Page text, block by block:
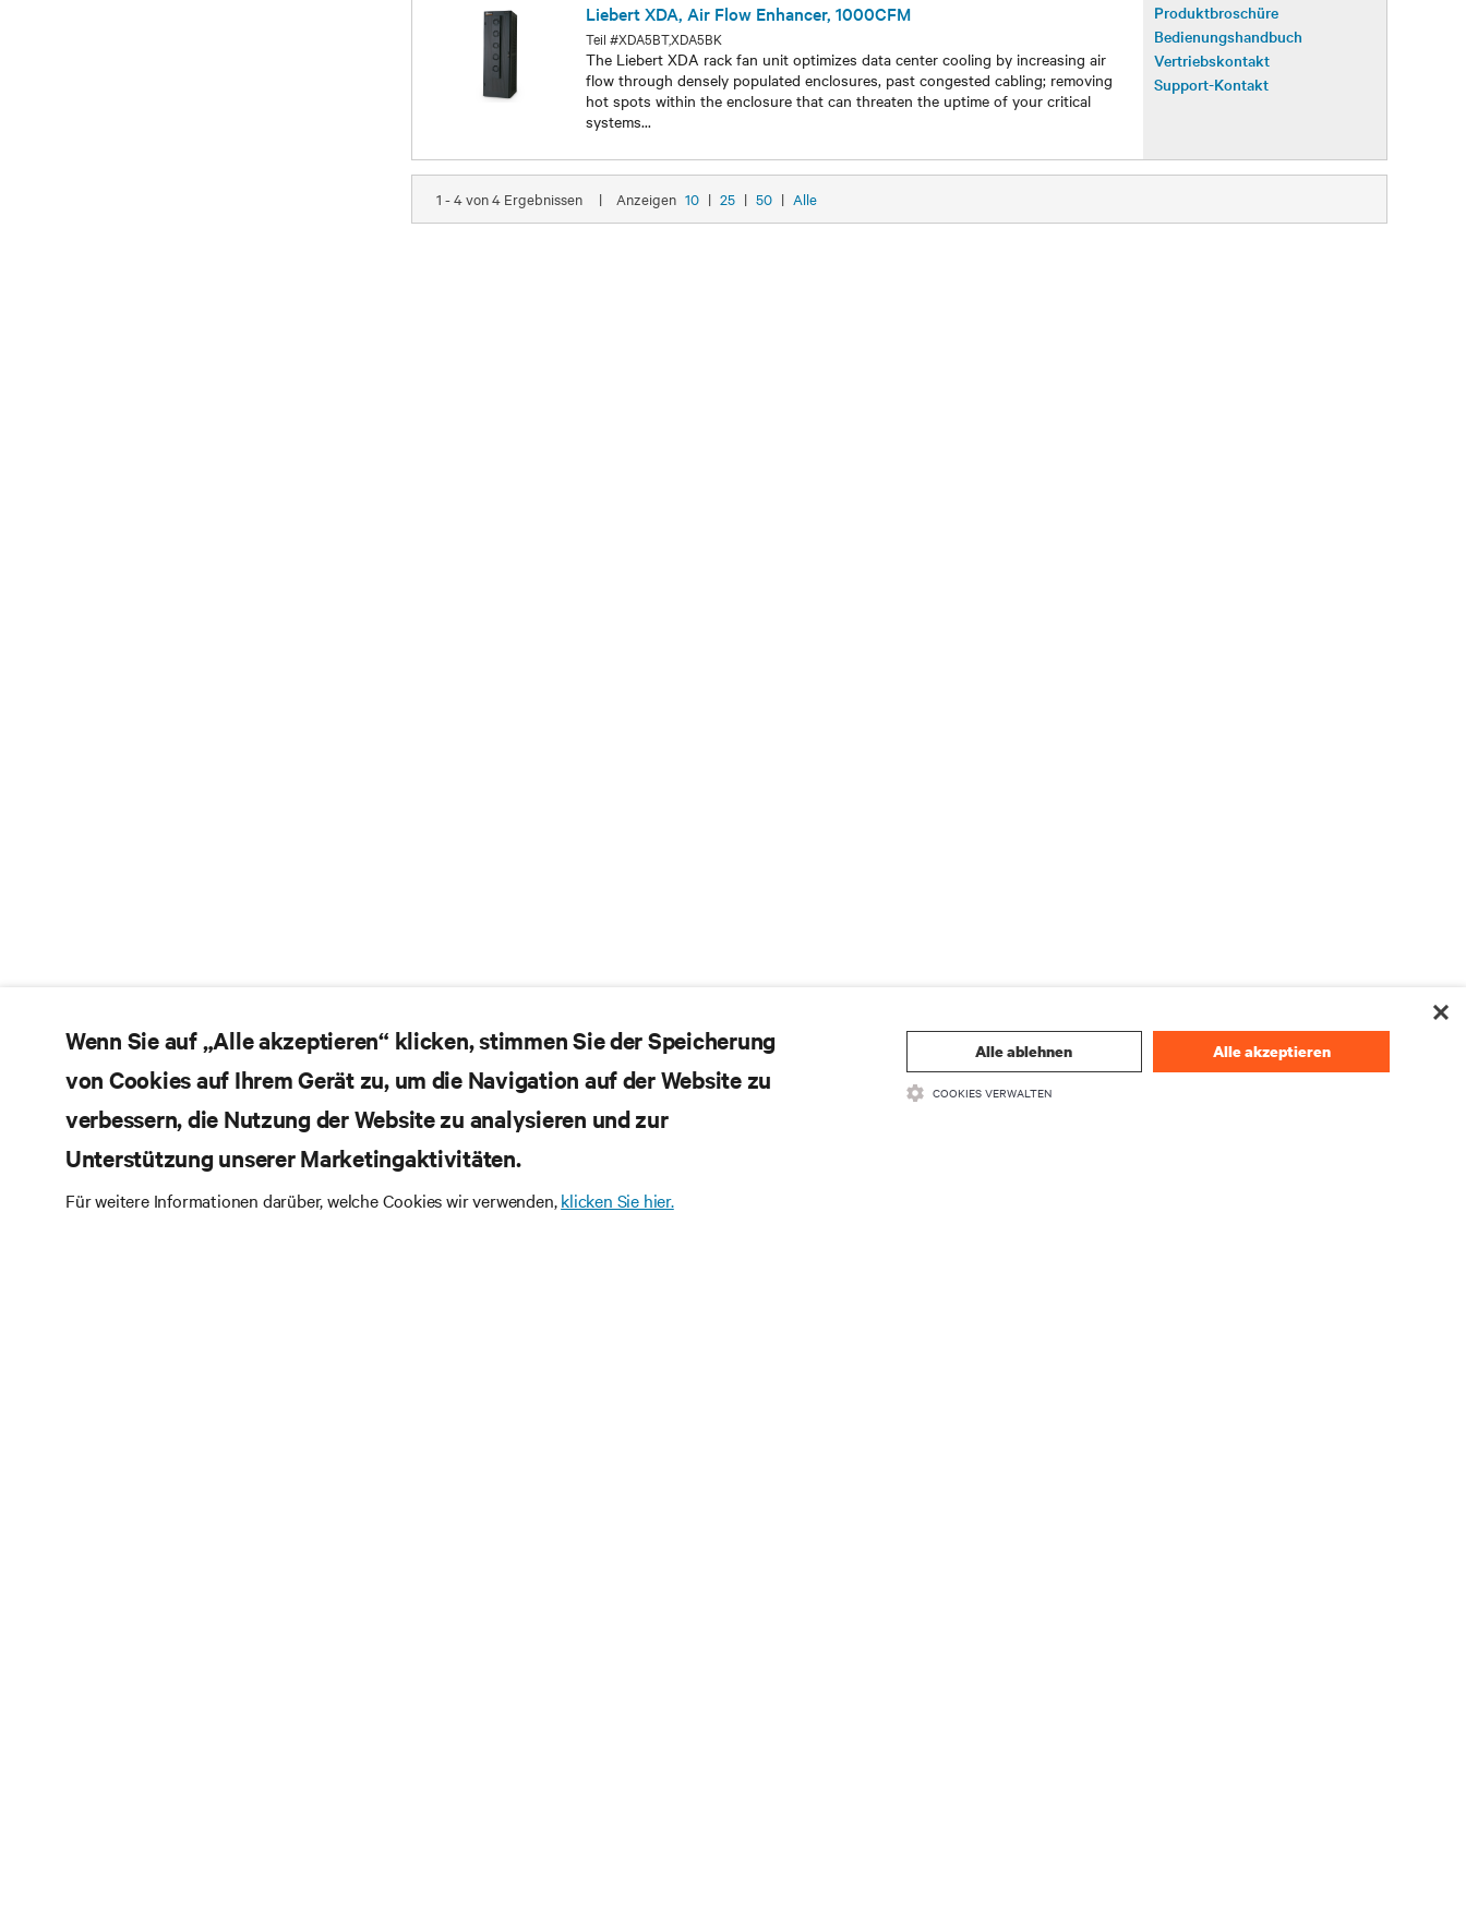
Liebert XDA, Air Flow Enhancer, 1000CFM
Teil #XDA5BT,XDA5BK
The Liebert XDA rack fan unit optimizes data center cooling by increasing air
flow through densely populated enclosures, past congested cabling; removing
hot spots within the enclosure that can threaten the uptime of your critical
systems...
Produktbroschüre
Bedienungshandbuch
Vertriebskontakt
Support-Kontakt
1 - 4 von 4 Ergebnissen | Anzeigen 10 | 25 | 50 | Alle
Wenn Sie auf „Alle akzeptieren“ klicken, stimmen Sie der Speicherung
von Cookies auf Ihrem Gerät zu, um die Navigation auf der Website zu
verbessern, die Nutzung der Website zu analysieren und zur
Unterstützung unserer Marketingaktivitäten.
Für weitere Informationen darüber, welche Cookies wir verwenden,klicken Sie hier.
Alle ablehnen Alle akzeptieren
COOKIES VERWALTEN